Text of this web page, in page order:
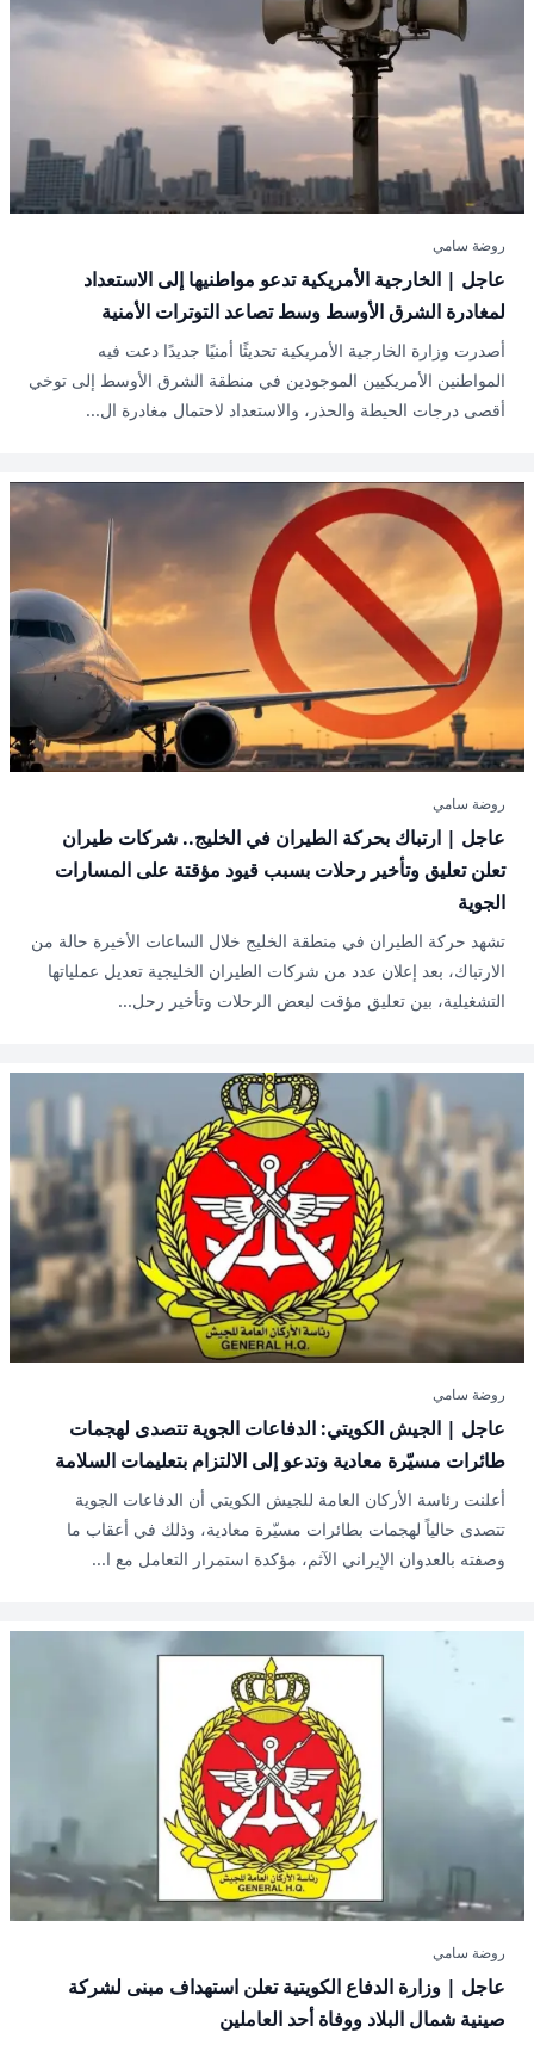
روضة سامي
عاجل | الخارجية الأمريكية تدعو مواطنيها إلى الاستعداد
لمغادرة الشرق الأوسط وسط تصاعد التوترات الأمنية
أصدرت وزارة الخارجية الأمريكية تحديثًا أمنيًا جديدًا دعت فيه
المواطنين الأمريكيين الموجودين في منطقة الشرق الأوسط إلى توخي
أقصى درجات الحيطة والحذر، والاستعداد لاحتمال مغادرة ال...
روضة سامي
عاجل | ارتباك بحركة الطيران في الخليج.. شركات طيران
تعلن تعليق وتأخير رحلات بسبب قيود مؤقتة على المسارات
الجوية
تشهد حركة الطيران في منطقة الخليج خلال الساعات الأخيرة حالة من
الارتباك، بعد إعلان عدد من شركات الطيران الخليجية تعديل عملياتها
التشغيلية، بين تعليق مؤقت لبعض الرحلات وتأخير رحل...
روضة سامي
عاجل | الجيش الكويتي: الدفاعات الجوية تتصدى لهجمات
طائرات مسيّرة معادية وتدعو إلى الالتزام بتعليمات السلامة
أعلنت رئاسة الأركان العامة للجيش الكويتي أن الدفاعات الجوية
تتصدى حالياً لهجمات بطائرات مسيّرة معادية، وذلك في أعقاب ما
وصفته بالعدوان الإيراني الآثم، مؤكدة استمرار التعامل مع ا...
روضة سامي
عاجل | وزارة الدفاع الكويتية تعلن استهداف مبنى لشركة
صينية شمال البلاد ووفاة أحد العاملين